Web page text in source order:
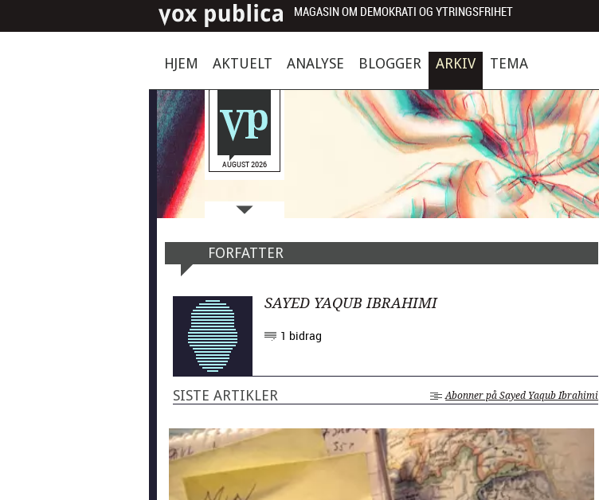
MAGASIN OM DEMOKRATI OG YTRINGSFRIHET
HJEM AKTUELT ANALYSE BLOGGER ARKIV TEMA
AUGUST 2026
FORFATTER
SAYED YAQUB IBRAHIMI
1 bidrag
SISTE ARTIKLER Abonner på Sayed Yaqub Ibrahimi